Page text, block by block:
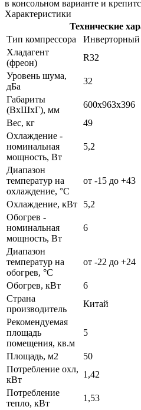
в консольном варианте и
Характеристики
Технические
Тип компрессора
Инверторный
Хладагент
(фреон)
R32
Уровень шума,
дБа
32
Габариты
(ВxШxГ), мм
600x963x396
Вес, кг
49
Охлаждение -
номинальная
мощность, Вт
5,2
Диапазон
температур на
охлаждение, °C
от -15 до +43
Охлаждение, кВт
5,2
Обогрев -
номинальная
мощность, Вт
6
Диапазон
температур на
обогрев, °C
от -22 до +24
Обогрев, кВт
6
Страна
производитель
Китай
Рекомендуемая
площадь
помещения, кв.м
5
Площадь, м2
50
Потребление охл,
кВт
1,42
Потребление
тепло, кВт
1,53